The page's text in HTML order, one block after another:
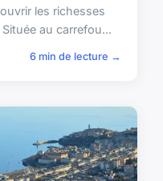
les richesses
au carrefou...
6 min de lecture →